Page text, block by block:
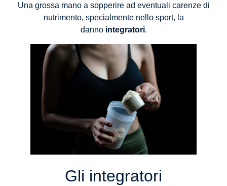
Una grossa mano a sopperire ad eventuali carenze di
nutrimento, specialmente nello sport, la
danno integratori.
Gli integratori